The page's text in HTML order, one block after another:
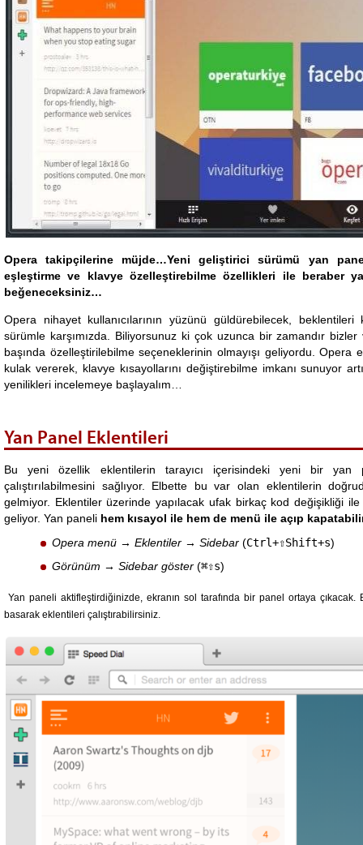
Opera takipçilerine müjde…Yeni geliştirici sürümü yan
eşleştirme ve klavye özelleştirebilme özellikleri ile beraber
beğeneceksiniz…
Opera nihayet kullanıcılarının yüzünü güldürebilecek,
sürümle karşımızda. Biliyorsunuz ki çok uzunca bir zamandır
başında özelleştirilebilme seçeneklerinin olmayışı geliyordu. Opera
kulak vererek, klavye kısayollarını değiştirebilme imkanı sunuyor
yenilikleri incelemeye başlayalım…
Yan Panel Eklentileri
Bu yeni özellik eklentilerin tarayıcı içerisindeki yeni bir yan
çalıştırılabilmesini sağlıyor. Elbette bu var olan eklentilerin
gelmiyor. Eklentiler üzerinde yapılacak ufak birkaç kod değişikliği
geliyor. Yan paneli hem kısayol ile hem de menü ile açıp
Opera menü → Eklentiler → Sidebar (Ctrl+⇧Shift+s)
Görünüm → Sidebar göster (⌘⇧s)
Yan paneli aktifleştirdiğinizde, ekranın sol tarafında bir panel ortaya
basarak eklentileri çalıştırabilirsiniz.